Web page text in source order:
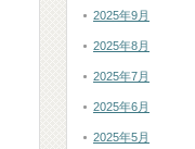
2025年9月
2025年8月
2025年7月
2025年6月
2025年5月